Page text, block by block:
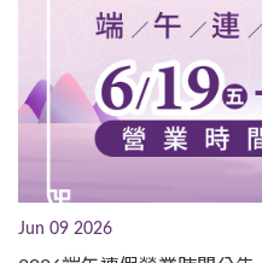
Jun 09 2026